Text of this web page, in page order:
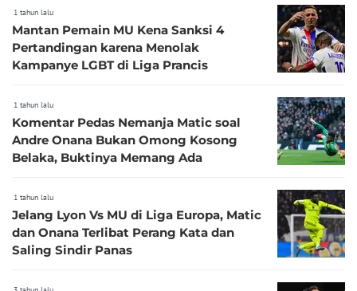
1 tahun lalu
Mantan Pemain MU Kena Sanksi 4
Pertandingan karena Menolak
Kampanye LGBT di Liga Prancis
1 tahun lalu
Komentar Pedas Nemanja Matic soal
Andre Onana Bukan Omong Kosong
Belaka, Buktinya Memang Ada
1 tahun lalu
Jelang Lyon Vs MU di Liga Europa, Matic
dan Onana Terlibat Perang Kata dan
Saling Sindir Panas